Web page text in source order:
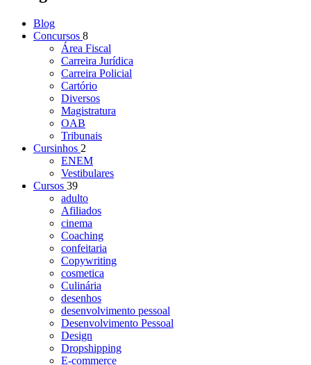
Blog
Concursos 8
Área Fiscal
Carreira Jurídica
Carreira Policial
Cartório
Diversos
Magistratura
OAB
Tribunais
Cursinhos 2
ENEM
Vestibulares
Cursos 39
adulto
Afiliados
cinema
Coaching
confeitaria
Copywriting
cosmetica
Culinária
desenhos
desenvolvimento pessoal
Desenvolvimento Pessoal
Design
Dropshipping
E-commerce